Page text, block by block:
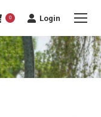
0 Login